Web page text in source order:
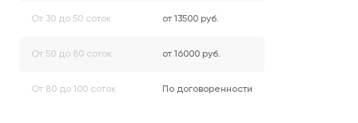
От 30 до 50 соток от 13500 руб.
От 50 до 80 соток от 16000 руб.
От 80 до 100 соток По договоренности